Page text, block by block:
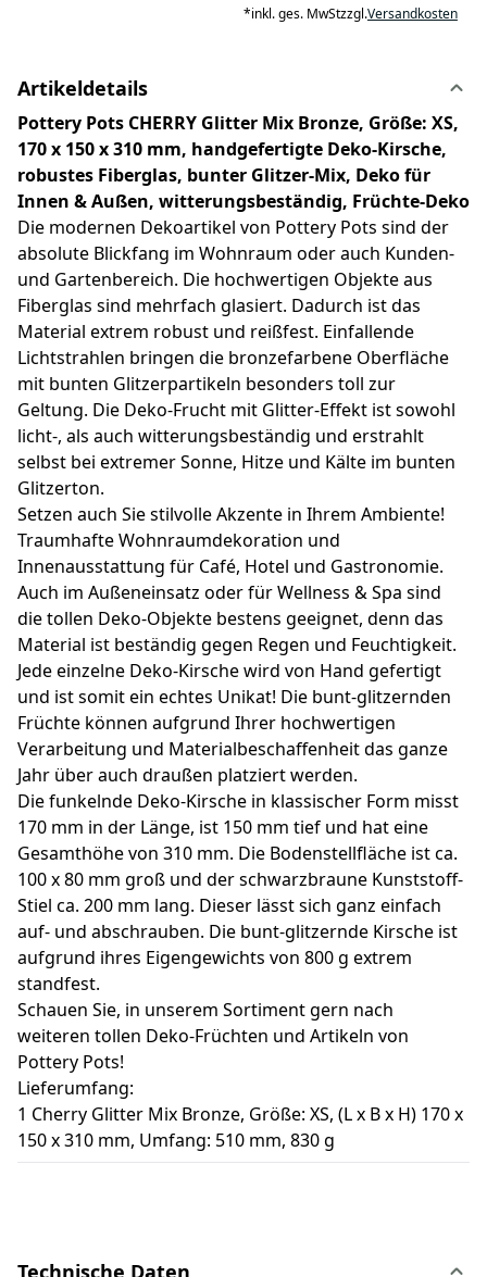
*inkl. ges. MwStzzgl.Versandkosten
Artikeldetails
Pottery Pots CHERRY Glitter Mix Bronze, Größe: XS,
170 x 150 x 310 mm, handgefertigte Deko-Kirsche,
robustes Fiberglas, bunter Glitzer-Mix, Deko für
Innen & Außen, witterungsbeständig, Früchte-Deko
Die modernen Dekoartikel von Pottery Pots sind der
absolute Blickfang im Wohnraum oder auch Kunden-
und Gartenbereich. Die hochwertigen Objekte aus
Fiberglas sind mehrfach glasiert. Dadurch ist das
Material extrem robust und reißfest. Einfallende
Lichtstrahlen bringen die bronzefarbene Oberfläche
mit bunten Glitzerpartikeln besonders toll zur
Geltung. Die Deko-Frucht mit Glitter-Effekt ist sowohl
licht-, als auch witterungsbeständig und erstrahlt
selbst bei extremer Sonne, Hitze und Kälte im bunten
Glitzerton.
Setzen auch Sie stilvolle Akzente in Ihrem Ambiente!
Traumhafte Wohnraumdekoration und
Innenausstattung für Café, Hotel und Gastronomie.
Auch im Außeneinsatz oder für Wellness & Spa sind
die tollen Deko-Objekte bestens geeignet, denn das
Material ist beständig gegen Regen und Feuchtigkeit.
Jede einzelne Deko-Kirsche wird von Hand gefertigt
und ist somit ein echtes Unikat! Die bunt-glitzernden
Früchte können aufgrund Ihrer hochwertigen
Verarbeitung und Materialbeschaffenheit das ganze
Jahr über auch draußen platziert werden.
Die funkelnde Deko-Kirsche in klassischer Form misst
170 mm in der Länge, ist 150 mm tief und hat eine
Gesamthöhe von 310 mm. Die Bodenstellfläche ist ca.
100 x 80 mm groß und der schwarzbraune Kunststoff-
Stiel ca. 200 mm lang. Dieser lässt sich ganz einfach
auf- und abschrauben. Die bunt-glitzernde Kirsche ist
aufgrund ihres Eigengewichts von 800 g extrem
standfest.
Schauen Sie, in unserem Sortiment gern nach
weiteren tollen Deko-Früchten und Artikeln von
Pottery Pots!
Lieferumfang:
1 Cherry Glitter Mix Bronze, Größe: XS, (L x B x H) 170 x
150 x 310 mm, Umfang: 510 mm, 830 g
Technische Daten